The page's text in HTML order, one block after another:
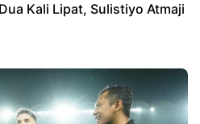
Kali Lipat, Sulistiyo Atmaji